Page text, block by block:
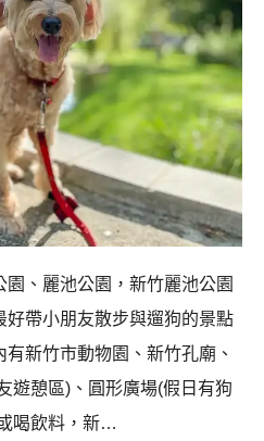
、麗池公園，新竹麗池公園
帶小朋友散步與遛狗的景點
新竹市動物園、新竹孔廟、
遊憩區)、圓形廣場(假日有狗
喝飲料，新…